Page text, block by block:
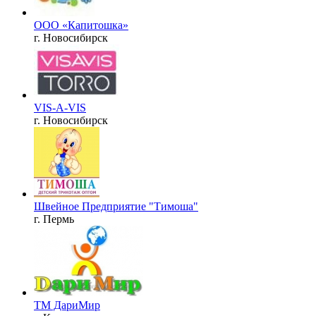
ООО «Капитошка»
г. Новосибирск
VIS-A-VIS
г. Новосибирск
Швейное Предприятие "Тимоша"
г. Пермь
ТМ ДариМир